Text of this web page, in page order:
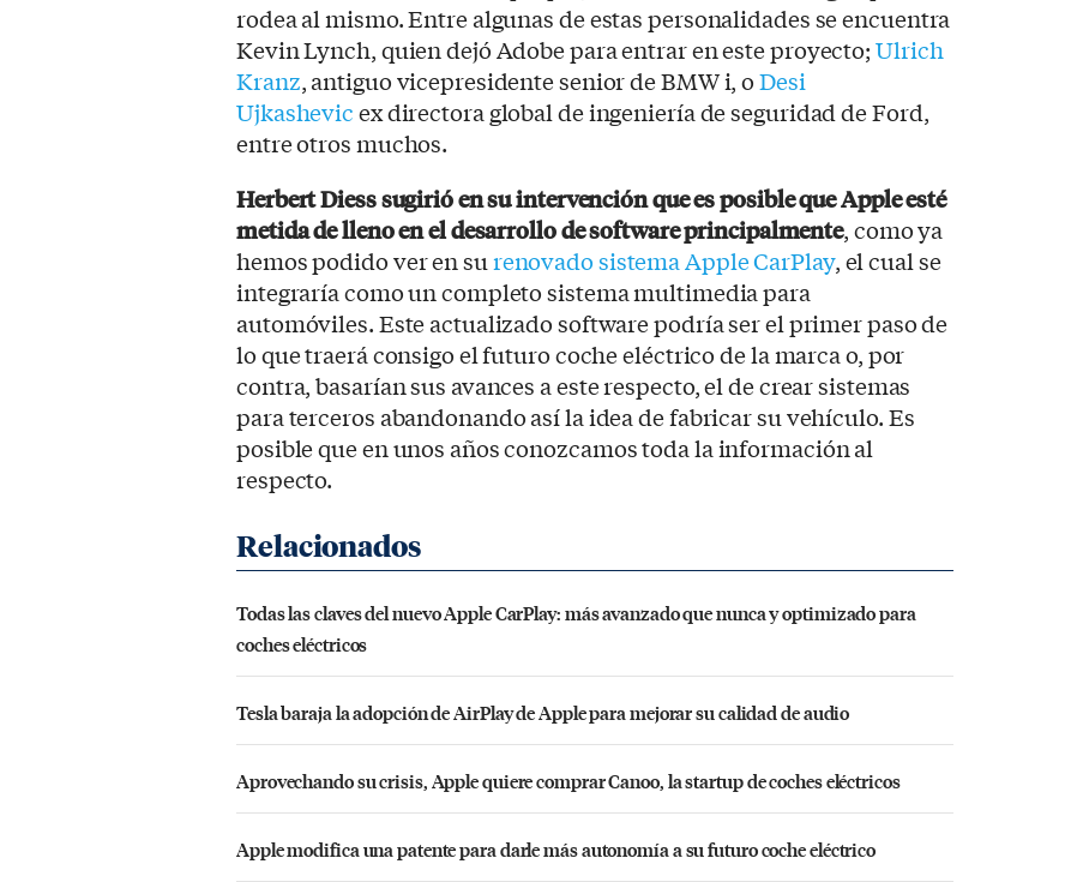
rodea al mismo. Entre algunas de estas personalidades se encuentra
Kevin Lynch, quien dejó Adobe para entrar en este proyecto;Ulrich
Kranz, antiguo vicepresidente senior de BMW i, oDesi
Ujkashevicex directora global de ingeniería de seguridad de Ford,
entre otros muchos.
Herbert Diess sugirió en su intervención que es posible que Apple esté
metida de lleno en el desarrollo de software principalmente, como ya
hemos podido ver en surenovado sistema Apple CarPlay, el cual se
integraría como un completo sistema multimedia para
automóviles. Este actualizado software podría ser el primer paso de
lo que traerá consigo el futuro coche eléctrico de la marca o, por
contra, basarían sus avances a este respecto, el de crear sistemas
para terceros abandonando así la idea de fabricar su vehículo. Es
posible que en unos años conozcamos toda la información al
respecto.
Todas las claves del nuevo Apple CarPlay: más avanzado que nunca y optimizado para
coches eléctricos
Tesla baraja la adopción de AirPlay de Apple para mejorar su calidad de audio
Aprovechando su crisis, Apple quiere comprar Canoo, la startup de coches eléctricos
Apple modifica una patente para darle más autonomía a su futuro coche eléctrico